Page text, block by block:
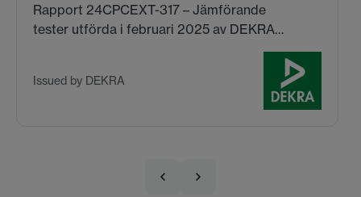
Rapport 24CPCEXT-317 – Jämförande
tester utförda i februari 2025 av DEKRA
Issued by DEKRA